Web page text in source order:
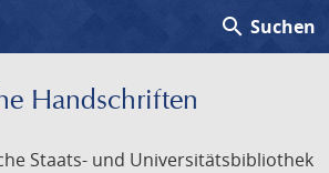
search Suchen
Handschriften
Staats- und Universitätsbibliothek